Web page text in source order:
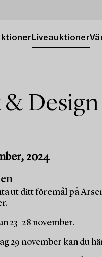
Liveauktioner
2024
ut ditt föremål på
23–28 november.
29 november kan du